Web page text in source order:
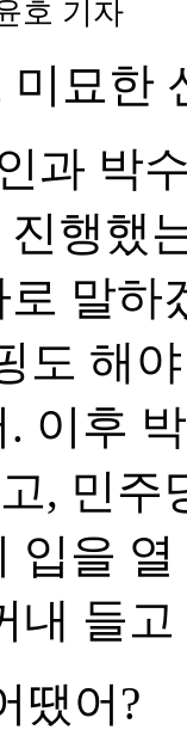
호 기자
묘한
과 박
행했
말
도 해
이후
, 민주
입을
내 들
땠어?